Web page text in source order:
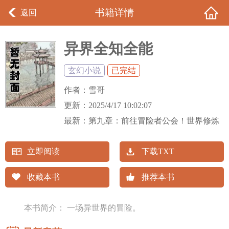
返回 书籍详情
异界全知全能
玄幻小说 已完结
作者： 雪哥
更新： 2025/4/17 10:02:07
最新： 第九章：前往冒险者公会！世界修炼
立即阅读
下载TXT
收藏本书 推荐本书
本书简介： 一场异世界的冒险。